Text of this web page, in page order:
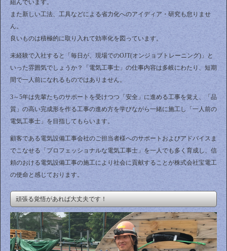
組んでいます。
また新しい工法、工具などによる省力化へのアイディア・研究も怠りませ
ん。
良いものは積極的に取り入れて効率化を図っています。
未経験で入社すると「毎日が、現場でのOJT(オンジョブトレーニング)」と
いった雰囲気でしょうか？「電気工事士」の仕事内容は多岐にわたり、短期
間で一人前になれるものではありません。
3～5年は先輩たちのサポートを受けつつ「安全」に進める工事を覚え、「品
質」の高い完成形を作る工事の進め方を学びながら一緒に施工し「一人前の
電気工事士」を目指してもらいます。
顧客である電気設備工事会社のご担当者様へのサポートおよびアドバイスま
でこなせる「プロフェッショナルな電気工事士」を一人でも多く育成し、信
頼のおける電気設備工事の施工により社会に貢献することが株式会社宝電工
の使命と感じております。
頑張る覚悟があれば大丈夫です！